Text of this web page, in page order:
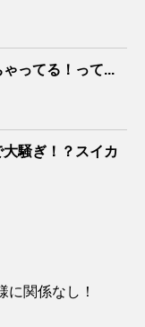
ってる！って...
騒ぎ！？スイカ
に関係なし！